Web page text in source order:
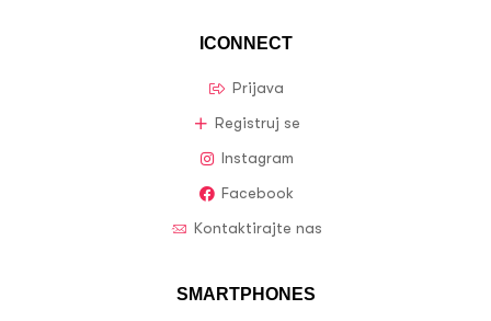
ICONNECT
Prijava
Registruj se
Instagram
Facebook
Kontaktirajte nas
SMARTPHONES